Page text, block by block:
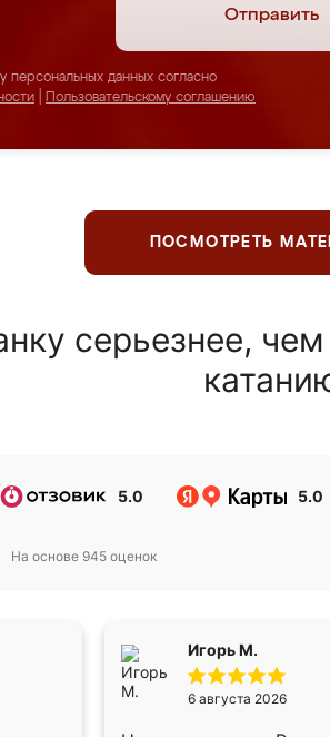
Отправить
персональных данных согласно
Пользовательскому соглашению
ПОСМОТРЕТЬ
серьезнее,
5.0 5.0
На основе 945 оценок
Игорь М.
6 августа 2026